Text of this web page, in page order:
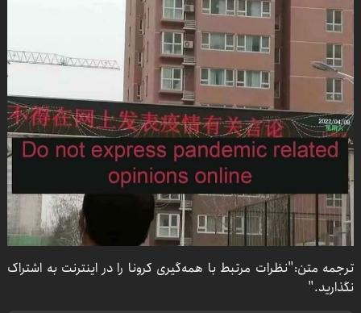
ترجمه متن:"نظرات مرتبط با همه‌گیری کرونا را در اینترنت به اشتراک
نگذارید."